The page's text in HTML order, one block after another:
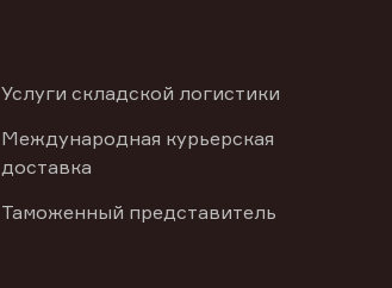
Услуги складской логистики
Международная курьерская
доставка
Таможенный представитель